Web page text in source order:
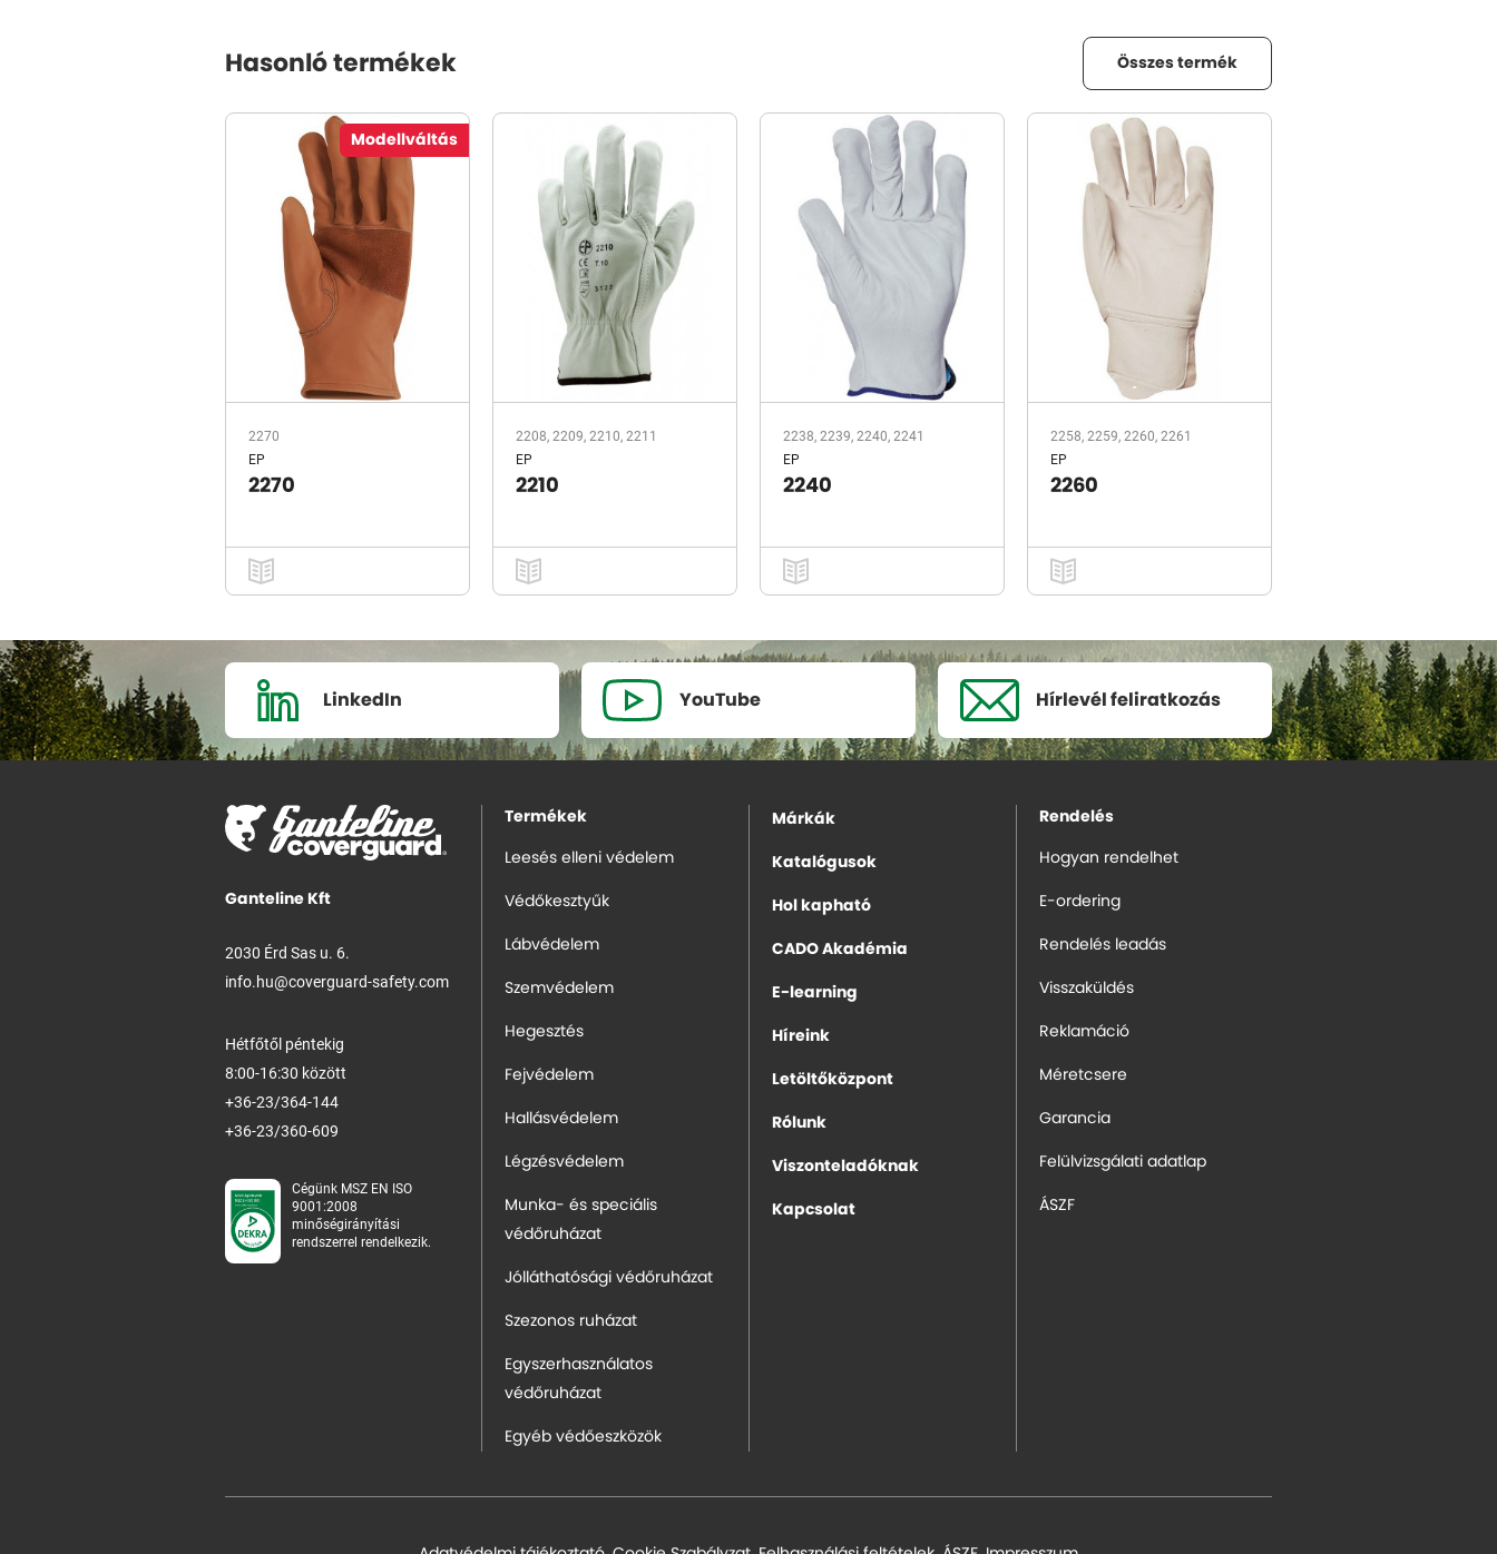
Hasonló termékek Összes termék
Modellváltás
2270
EP
2270
2208, 2209, 2210, 2211
EP
2210
2238, 2239, 2240, 2241
EP
2240
2258, 2259, 2260, 2261
EP
2260
LinkedIn YouTube Hírlevél feliratkozás
Ganteline Kft
2030 Érd Sas u. 6.
info.hu@coverguard-safety.com
Hétfőtől péntekig
8:00-16:30 között
+36-23/364-144
+36-23/360-609
Cégünk MSZ EN ISO
9001:2008
minőségirányítási
rendszerrel rendelkezik.
Termékek
Leesés elleni védelem
Védőkesztyűk
Lábvédelem
Szemvédelem
Hegesztés
Fejvédelem
Hallásvédelem
Légzésvédelem
Munka- és speciális
védőruházat
Jólláthatósági védőruházat
Szezonos ruházat
Egyszerhasználatos
védőruházat
Egyéb védőeszközök
Márkák
Katalógusok
Hol kapható
CADO Akadémia
E-learning
Híreink
Letöltőközpont
Rólunk
Viszonteladóknak
Kapcsolat
Rendelés
Hogyan rendelhet
E-ordering
Rendelés leadás
Visszaküldés
Reklamáció
Méretcsere
Garancia
Felülvizsgálati adatlap
ÁSZF